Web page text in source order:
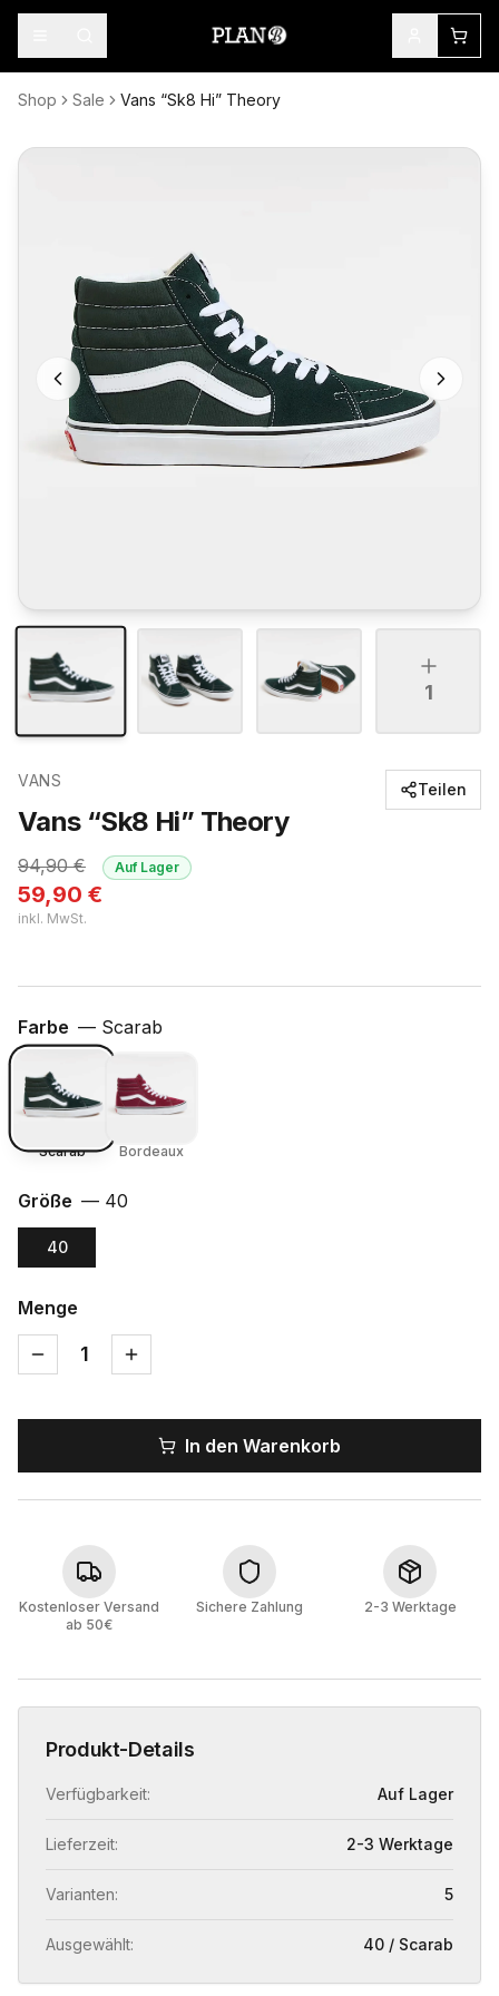
Shop Sale Vans “Sk8 Hi” Theory
1
VANS
Vans “Sk8 Hi” Theory
94,90€
59,90 €
inkl. MwSt.
Auf Lager
Teilen
Farbe — Scarab
Scarab Bordeaux
Größe — 40
40
Menge
1
In den Warenkorb
Kostenloser Versand
ab 50€
Sichere Zahlung 2-3 Werktage
Produkt-Details
Verfügbarkeit: Auf Lager
Lieferzeit: 2-3 Werktage
Varianten: 5
Ausgewählt: 40 / Scarab